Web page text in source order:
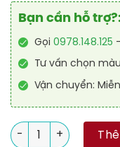
Bạn cần hỗ
Gọi 0978.148.125
Tư vấn chọn
Vận chuyển:
Sơn sân tennis 2IN1